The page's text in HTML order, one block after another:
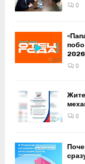
0
0
0